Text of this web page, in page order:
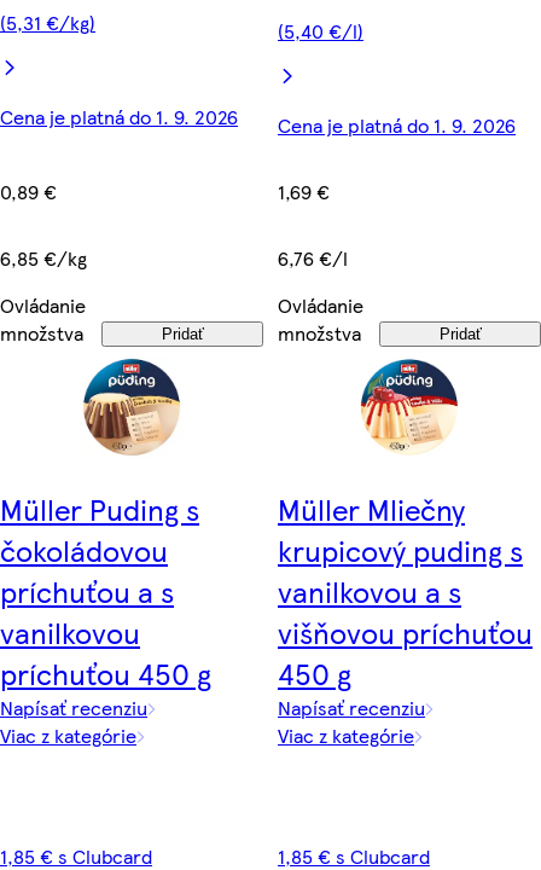
(5,31 €/kg)
Cena je platná do 1. 9. 2026
0,89 €
6,85 €/kg
Ovládanie
množstva
Pridať
(5,40 €/l)
Cena je platná do 1. 9. 2026
1,69 €
6,76 €/l
Ovládanie
množstva
Pridať
Müller Puding s
čokoládovou
príchuťou a s
vanilkovou
príchuťou 450 g
Napísať recenziu
Viac z kategórie
1,85 € s Clubcard
Müller Mliečny
krupicový puding s
vanilkovou a s
višňovou príchuťou
450 g
Napísať recenziu
Viac z kategórie
1,85 € s Clubcard